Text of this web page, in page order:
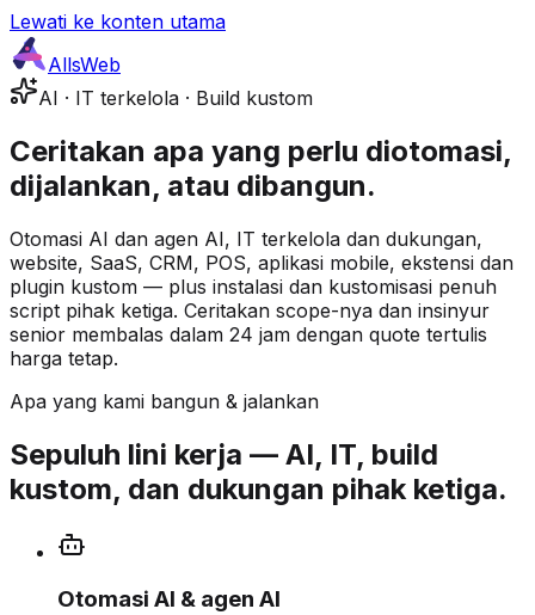
Lewati ke konten utama
AllsWeb
AI · IT terkelola · Build kustom
Ceritakan apa yang perlu diotomasi,
dijalankan, atau dibangun.
Otomasi AI dan agen AI, IT terkelola dan dukungan,
website, SaaS, CRM, POS, aplikasi mobile, ekstensi dan
plugin kustom — plus instalasi dan kustomisasi penuh
script pihak ketiga. Ceritakan scope-nya dan insinyur
senior membalas dalam 24 jam dengan quote tertulis
harga tetap.
Apa yang kami bangun & jalankan
Sepuluh lini kerja — AI, IT, build
kustom, dan dukungan pihak ketiga.
Otomasi AI & agen AI